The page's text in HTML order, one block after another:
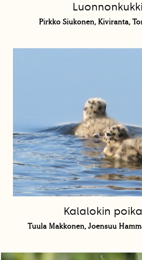
Pirkko Siukonen, Kiviranta,
Kalalokin
Tuula Makkonen, Joensuu